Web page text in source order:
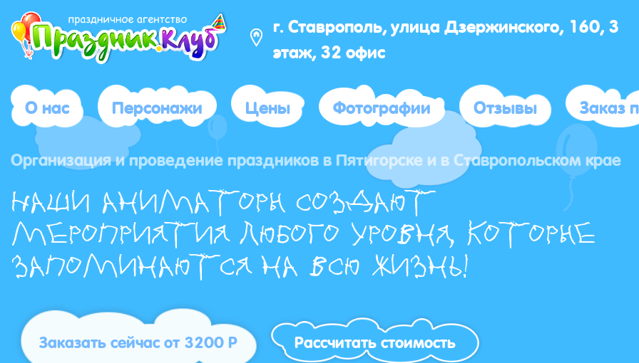
г. Ставрополь, улица Дзержинского, 160, 3
этаж, 32 офис
О нас
Персонажи Цены Фотографии Отзывы Заказ
Организация и проведение праздников в Пятигорске и в Ставропольском крае
Наши аниматоры создают
мероприятия любого уровня, которые
запоминаются на всю жизнь!
Заказать сейчас от 3200 Р Рассчитать стоимость